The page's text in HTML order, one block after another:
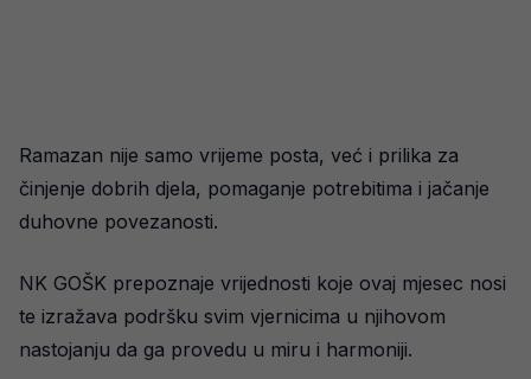
Ramazan nije samo vrijeme posta, već i prilika za
činjenje dobrih djela, pomaganje potrebitima i jačanje
duhovne povezanosti.
NK GOŠK prepoznaje vrijednosti koje ovaj mjesec nosi
te izražava podršku svim vjernicima u njihovom
nastojanju da ga provedu u miru i harmoniji.